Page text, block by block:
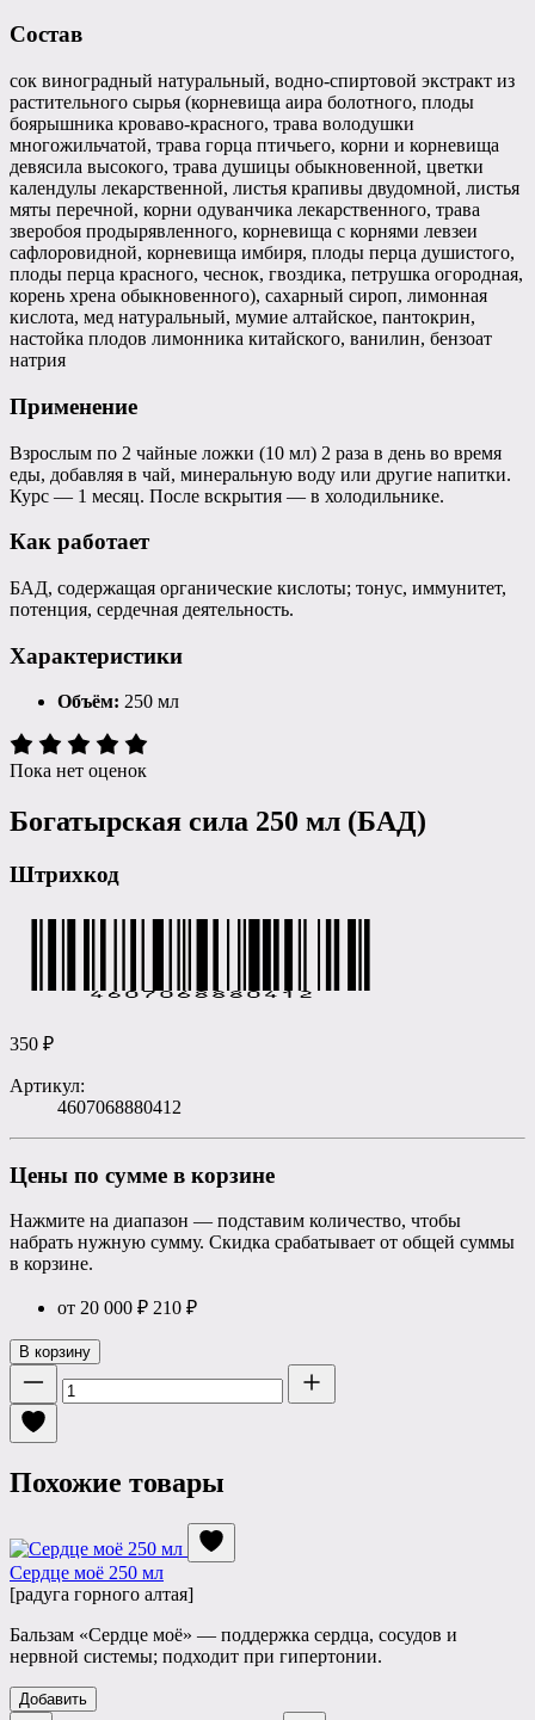
Состав
сок виноградный натуральный, водно-спиртовой экстракт из
растительного сырья (корневища аира болотного, плоды
боярышника кроваво-красного, трава володушки
многожильчатой, трава горца птичьего, корни и корневища
девясила высокого, трава душицы обыкновенной, цветки
календулы лекарственной, листья крапивы двудомной, листья
мяты перечной, корни одуванчика лекарственного, трава
зверобоя продырявленного, корневища с корнями левзеи
сафлоровидной, корневища имбиря, плоды перца душистого,
плоды перца красного, чеснок, гвоздика, петрушка огородная,
корень хрена обыкновенного), сахарный сироп, лимонная
кислота, мед натуральный, мумие алтайское, пантокрин,
настойка плодов лимонника китайского, ванилин, бензоат
натрия
Применение
Взрослым по 2 чайные ложки (10 мл) 2 раза в день во время
еды, добавляя в чай, минеральную воду или другие напитки.
Курс — 1 месяц. После вскрытия — в холодильнике.
Как работает
БАД, содержащая органические кислоты; тонус, иммунитет,
потенция, сердечная деятельность.
Характеристики
Объём: 250 мл
Пока нет оценок
Богатырская сила 250 мл (БАД)
Штрихкод
350 ₽
Артикул:
4607068880412
Цены по сумме в корзине
Нажмите на диапазон — подставим количество, чтобы
набрать нужную сумму. Скидка срабатывает от общей суммы
в корзине.
от 20 000 ₽ 210 ₽
В корзину
Похожие товары
Сердце моё 250 мл
[радуга горного алтая]
Бальзам «Сердце моё» — поддержка сердца, сосудов и
нервной системы; подходит при гипертонии.
Добавить